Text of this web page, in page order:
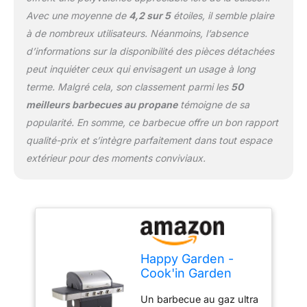
Barbecue : L 133 × l 57 ×
H 112cm - Surface de
cuisson : L 70 × l 42cm -
Matières : Chariot : métal
- Capot et brûleurs : inox
fonte émaillée - Couleurs
: Structure, grille, plancha
et cuve : noires - Capot,
brûleurs, grille d'attente
monter (notice incluse) -
en bas d'immeuble
Avec une moyenne de 4,2 sur 5étoiles, il semble plaire
à de nombreux utilisateurs. Néanmoins, l’absence
d’informations sur la disponibilité des pièces détachées
peut inquiéter ceux qui envisagent un usage à long
terme. Malgré cela, son classement parmi les 50
meilleurs barbecues au propanetémoigne de sa
popularité. En somme, ce barbecue offre un bon rapport
qualité-prix et s’intègre parfaitement dans tout espace
extérieur pour des moments conviviaux.
Happy Garden -
Cook'in Garden
FIDGI 4, 4 brûleurs
Un barbecue au gaz ultra